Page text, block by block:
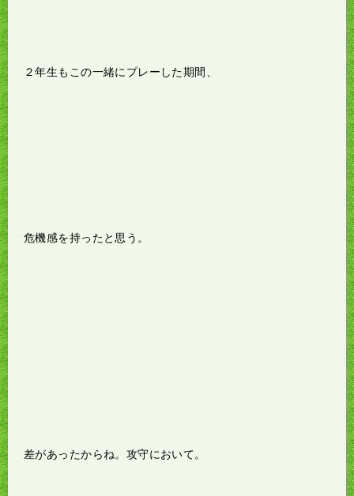
２年生もこの一緒にプレーした期間、
危機感を持ったと思う。
差があったからね。攻守において。